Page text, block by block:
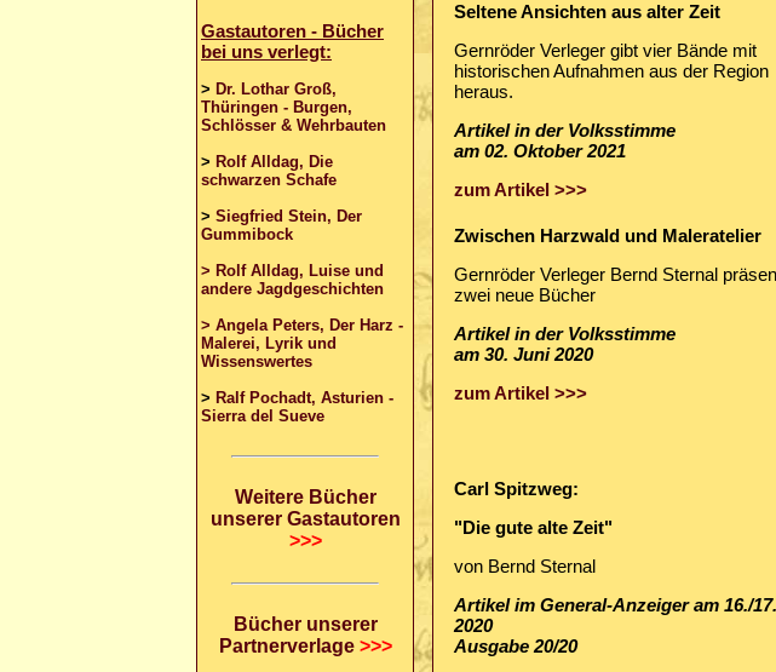
Gastautoren - Bücher
bei uns verlegt:
> Dr. Lothar Groß,
Thüringen - Burgen,
Schlösser & Wehrbauten
> Rolf Alldag, Die
schwarzen Schafe
> Siegfried Stein, Der
Gummibock
> Rolf Alldag, Luise und
andere Jagdgeschichten
> Angela Peters, Der Harz -
Malerei, Lyrik und
Wissenswertes
> Ralf Pochadt, Asturien -
Sierra del Sueve
Weitere Bücher
unserer Gastautoren
>>>
Bücher unserer
Partnerverlage >>>
Seltene Ansichten aus alter Zeit
Gernröder Verleger gibt vier Bände mit
historischen Aufnahmen aus der Region
heraus.
Artikel in der Volksstimme
am 02. Oktober 2021
zum Artikel >>>
Zwischen Harzwald und Maleratelier
Gernröder Verleger Bernd Sternal
zwei neue Bücher
Artikel in der Volksstimme
am 30. Juni 2020
zum Artikel >>>
Carl Spitzweg:
"Die gute alte Zeit"
von Bernd Sternal
Artikel im General-Anzeiger am 16./
2020
Ausgabe 20/20